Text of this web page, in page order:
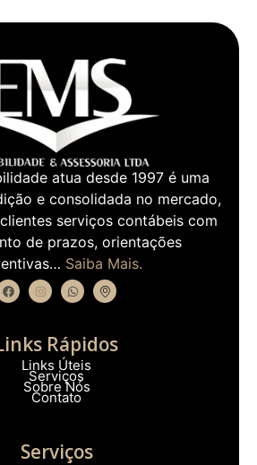
atua desde 1997 é uma
e consolidada no mercado,
serviços contábeis com
de prazos, orientações
Saiba Mais.
Rápidos
Links Úteis
Serviços
Sobre Nós
Contato
Serviços